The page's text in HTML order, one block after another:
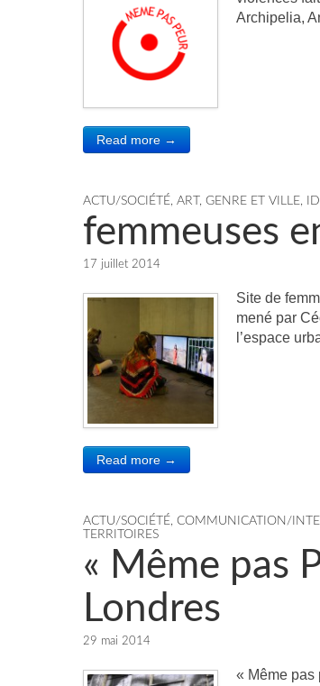
Archipelia,
Read more →
ACTU/SOCIÉTÉ, ART, GENRE ET VILLE,
femmeuses
17 juillet 2014
Site de
mené par
l’espace
Read more →
ACTU/SOCIÉTÉ, COMMUNICATION/
TERRITOIRES
« Même pas
Londres
29 mai 2014
« Même pas